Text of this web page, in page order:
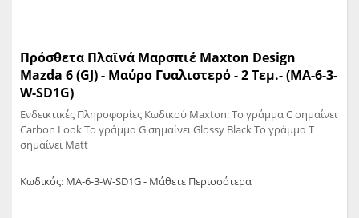
Πρόσθετα Πλαϊνά Μαρσπιέ Maxton Design
Mazda 6 (GJ) - Μαύρο Γυαλιστερό - 2 Τεμ.- (MA-6-3-
W-SD1G)
Ενδεικτικές Πληροφορίες Κωδικού Maxton: Το γράμμα C σημαίνει
Carbon Look Το γράμμα G σημαίνει Glossy Black Το γράμμα T
σημαίνει Matt
Κωδικός: MA-6-3-W-SD1G - Μάθετε Περισσότερα